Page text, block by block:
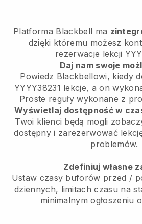
Platforma Blackbell ma
dzięki któremu możesz
rezerwacje lekcji
Daj nam swoje
Powiedz Blackbellowi, kiedy
YYYY38231 lekcje, a on
Proste reguły wykonane z
Wyświetlaj dostępność w
Twoi klienci będą mogli
dostępny i zarezerwować
problemów.
Zdefiniuj własne
Ustaw czasy buforów przed /
dziennych, limitach czasu na
minimalnym ogłoszeniu